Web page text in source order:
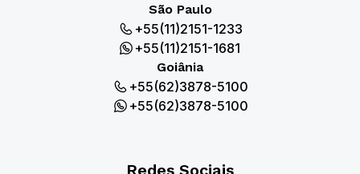
São Paulo
+55(11)2151-1233
+55(11)2151-1681
Goiânia
+55(62)3878-5100
+55(62)3878-5100
Redes Sociais